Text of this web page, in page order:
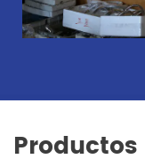
Productos